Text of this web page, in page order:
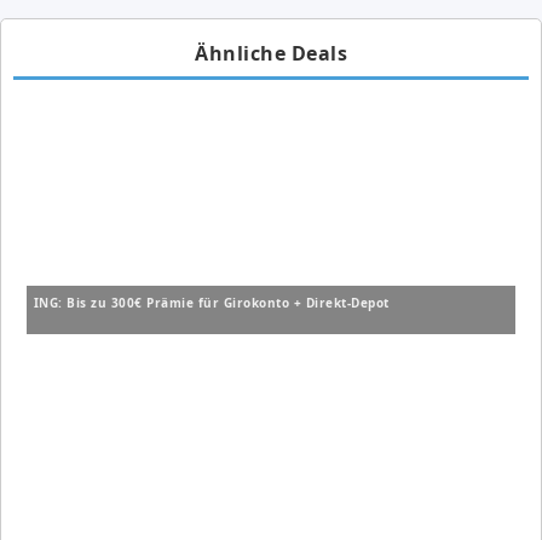
Ähnliche Deals
ING: Bis zu 300€ Prämie für Girokonto + Direkt-Depot